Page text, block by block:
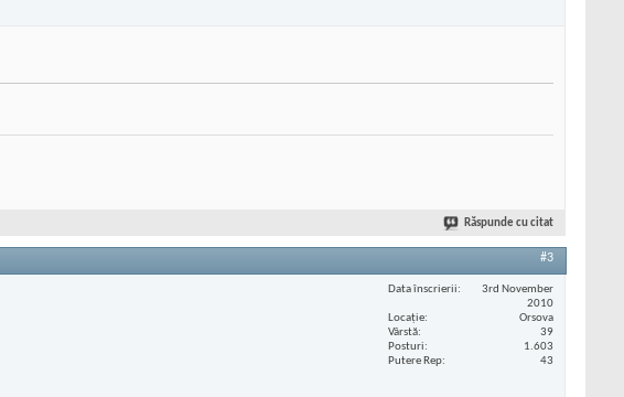
Răspunde cu citat
#3
Data înscrierii
3rd November
2010
Locaţie
Orsova
Vârstă
39
Posturi
1.603
Putere Rep
43